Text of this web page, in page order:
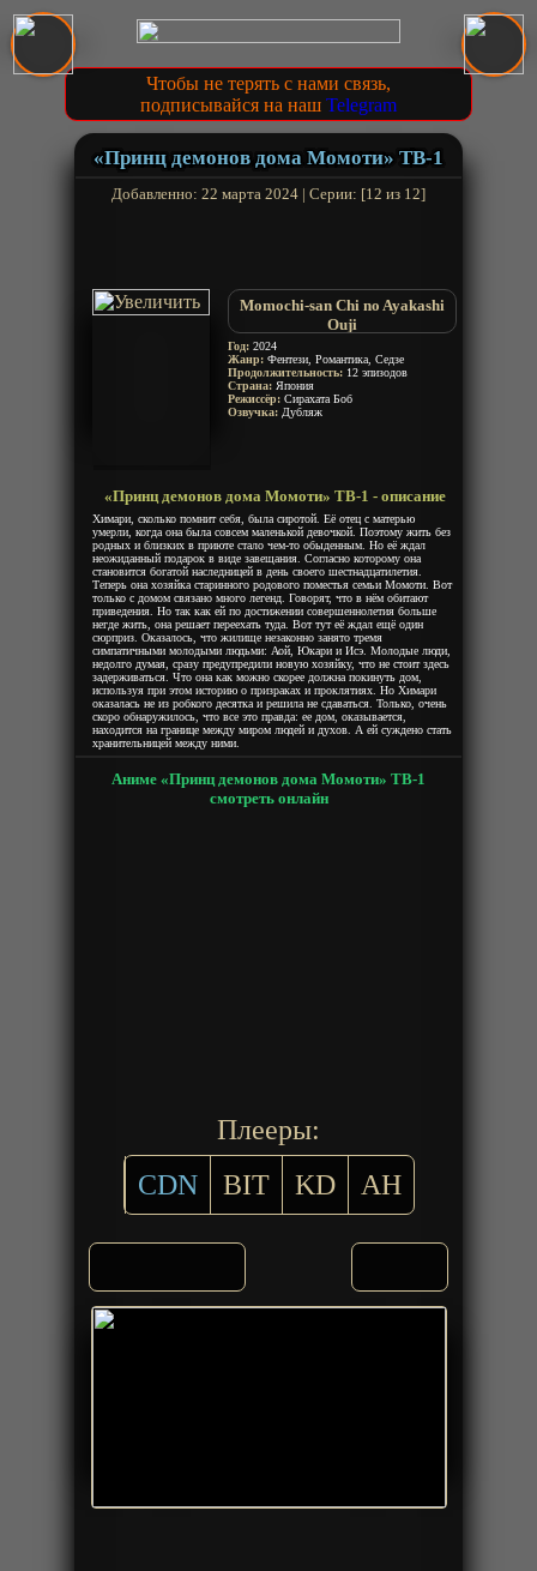
Чтобы не терять с нами связь,
подписывайся на наш Telegram
«Принц демонов дома Момоти» ТВ-1
Добавленно: 22 марта 2024 | Серии: [12 из 12]
Momochi-san Chi no Ayakashi
Ouji
The Demon Prince of Momochi
House
Год: 2024
Жанр: Фентези, Романтика, Седзе
Продолжительность: 12 эпизодов
Страна: Япония
Режиссёр: Сирахата Боб
Озвучка: Дубляж
«Принц демонов дома Момоти» ТВ-1 - описание
Химари, сколько помнит себя, была сиротой. Её отец с матерью
умерли, когда она была совсем маленькой девочкой. Поэтому жить без
родных и близких в приюте стало чем-то обыденным. Но её ждал
неожиданный подарок в виде завещания. Согласно которому она
становится богатой наследницей в день своего шестнадцатилетия.
Теперь она хозяйка старинного родового поместья семьи Момоти. Вот
только с домом связано много легенд. Говорят, что в нём обитают
приведения. Но так как ей по достижении совершеннолетия больше
негде жить, она решает переехать туда. Вот тут её ждал ещё один
сюрприз. Оказалось, что жилище незаконно занято тремя
симпатичными молодыми людьми: Аой, Юкари и Исэ. Молодые люди,
недолго думая, сразу предупредили новую хозяйку, что не стоит здесь
задерживаться. Что она как можно скорее должна покинуть дом,
используя при этом историю о призраках и проклятиях. Но Химари
оказалась не из робкого десятка и решила не сдаваться. Только, очень
скоро обнаружилось, что все это правда: ее дом, оказывается,
находится на границе между миром людей и духов. А ей суждено стать
хранительницей между ними.
Аниме «Принц демонов дома Момоти» ТВ-1
смотреть онлайн
Плееры:
CDN
BIT KD AH